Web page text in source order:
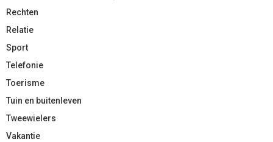
Rechten
Relatie
Sport
Telefonie
Toerisme
Tuin en buitenleven
Tweewielers
Vakantie